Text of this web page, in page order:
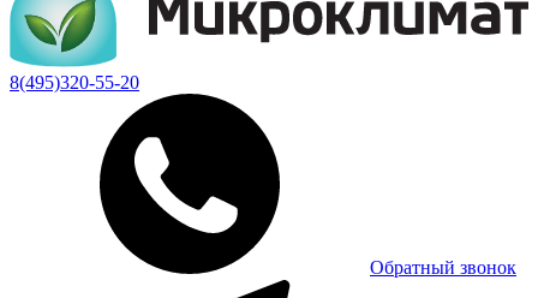
8(495)320-55-20
Обратный звонок